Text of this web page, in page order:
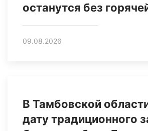
останутся без
09.08.2026
В Тамбовской
дату традиционного